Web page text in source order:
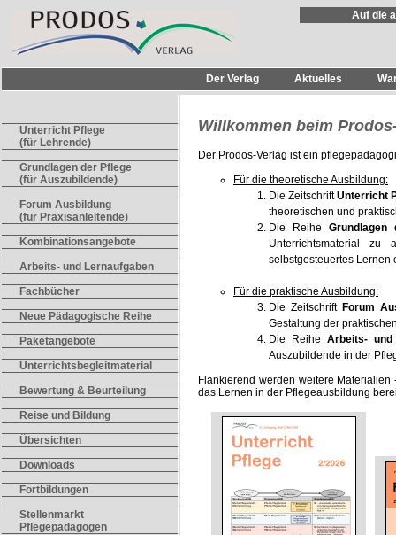
Auf die
Der Verlag Aktuelles
Unterricht Pflege
(für Lehrende)
Grundlagen der Pflege
(für Auszubildende)
Forum Ausbildung
(für Praxisanleitende)
Kombinationsangebote
Arbeits- und Lernaufgaben
Fachbücher
Neue Pädagogische Reihe
Paketangebote
Unterrichtsbegleitmaterial
Bewertung & Beurteilung
Reise und Bildung
Übersichten
Downloads
Fortbildungen
Stellenmarkt
Pflegepädagogen
Willkommen beim
Der Prodos-Verlag ist ein
Für die theoretische Ausbildung:
Die ZeitschriftUnterricht
theoretischen und
Die Reihe
Unterrichtsmaterial zu
selbstgesteuertes Lernen
Für die praktische Ausbildung:
Die ZeitschriftForum
Gestaltung der
Die ReiheArbeits- und
Auszubildende in der
Flankierend werden weitere
das Lernen in der Pflegeausbildung